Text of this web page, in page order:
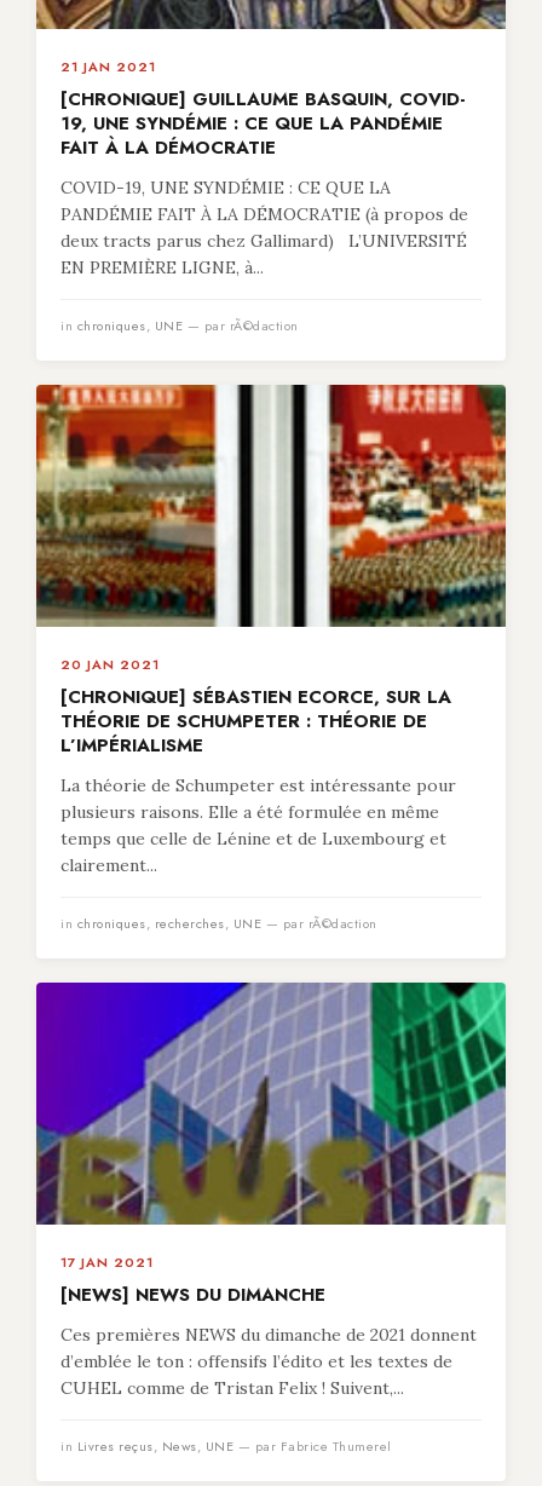
21 JAN 2021
[CHRONIQUE] GUILLAUME BASQUIN, COVID-
19, UNE SYNDÉMIE : CE QUE LA PANDÉMIE
FAIT À LA DÉMOCRATIE
COVID-19, UNE SYNDÉMIE : CE QUE LA
PANDÉMIE FAIT À LA DÉMOCRATIE (à propos de
deux tracts parus chez Gallimard) L’UNIVERSITÉ
EN PREMIÈRE LIGNE, à...
in chroniques, UNE — par rÃ©daction
20 JAN 2021
[CHRONIQUE] SÉBASTIEN ECORCE, SUR LA
THÉORIE DE SCHUMPETER : THÉORIE DE
L’IMPÉRIALISME
La théorie de Schumpeter est intéressante pour
plusieurs raisons. Elle a été formulée en même
temps que celle de Lénine et de Luxembourg et
clairement...
in chroniques, recherches, UNE — par rÃ©daction
17 JAN 2021
[NEWS] NEWS DU DIMANCHE
Ces premières NEWS du dimanche de 2021 donnent
d’emblée le ton : offensifs l’édito et les textes de
CUHEL comme de Tristan Felix ! Suivent,...
in Livres reçus, News, UNE — par Fabrice Thumerel